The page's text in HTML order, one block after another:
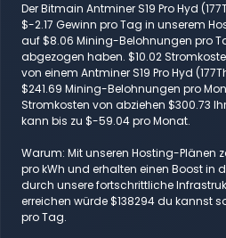
Der Bitmain Antminer S19 Pro Hyd
$-2.17 Gewinn pro Tag in unserem
auf $8.06 Mining-Belohnungen pro
abgezogen haben. $10.02
von einem Antminer S19 Pro Hyd
$241.69 Mining-Belohnungen pro
Stromkosten von abziehen $300.73
kann bis zu $-59.04 pro Monat.
Warum: Mit unseren Hosting-Plänen
pro kWh und erhalten einen Boost in
durch unsere fortschrittliche
erreichen würde $138294 du kannst
pro Tag.